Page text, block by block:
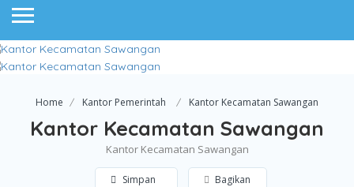
Home Kantor Pemerintah Kantor Kecamatan Sawangan
Kantor Kecamatan Sawangan
Kantor Kecamatan Sawangan
Simpan Bagikan